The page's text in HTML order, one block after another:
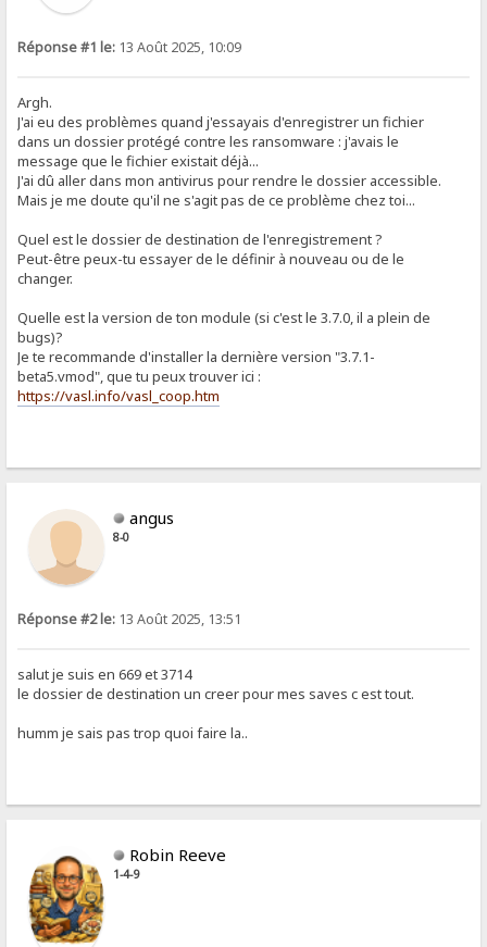
Réponse #1 le: 13 Août 2025, 10:09
Argh.
J'ai eu des problèmes quand j'essayais d'enregistrer un fichier
dans un dossier protégé contre les ransomware : j'avais le
message que le fichier existait déjà...
J'ai dû aller dans mon antivirus pour rendre le dossier accessible.
Mais je me doute qu'il ne s'agit pas de ce problème chez toi...
Quel est le dossier de destination de l'enregistrement ?
Peut-être peux-tu essayer de le définir à nouveau ou de le
changer.
Quelle est la version de ton module (si c'est le 3.7.0, il a plein de
bugs)?
Je te recommande d'installer la dernière version "3.7.1-
beta5.vmod", que tu peux trouver ici :
https://vasl.info/vasl_coop.htm
angus
8-0
Réponse #2 le: 13 Août 2025, 13:51
salut je suis en 669 et 3714
le dossier de destination un creer pour mes saves c est tout.
humm je sais pas trop quoi faire la..
Robin Reeve
1-4-9